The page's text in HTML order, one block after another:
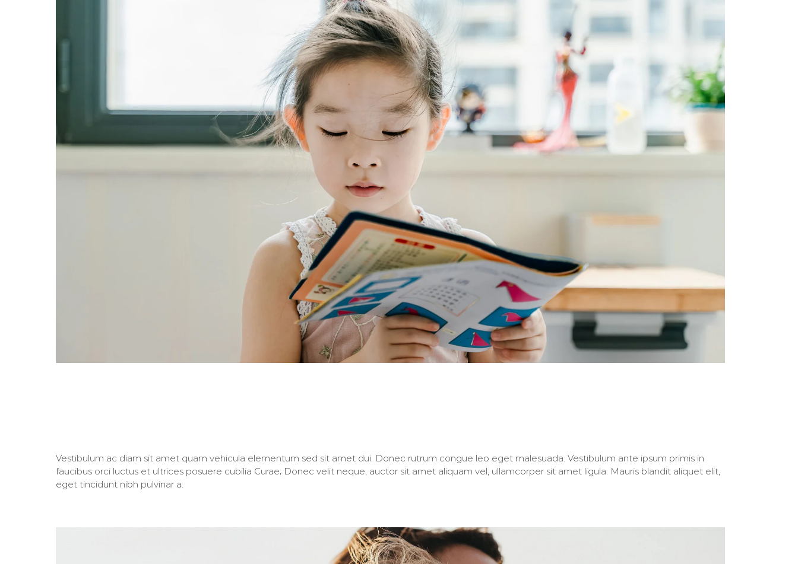
Vestibulum ac diam sit amet quam vehicula elementum sed sit amet dui. Donec rutrum congue leo eget malesuada. Vestibulum ante ipsum primis in
faucibus orci luctus et ultrices posuere cubilia Curae; Donec velit neque, auctor sit amet aliquam vel, ullamcorper sit amet ligula. Mauris blandit aliquet elit,
eget tincidunt nibh pulvinar a.